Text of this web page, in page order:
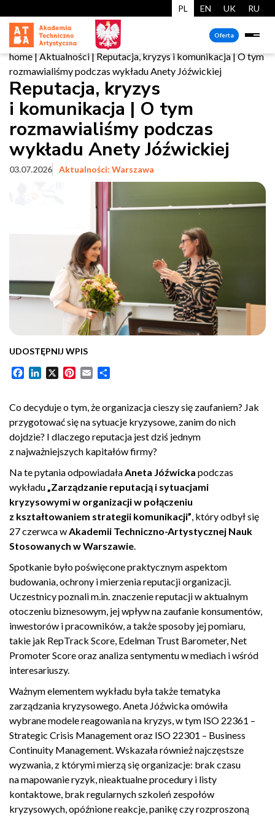
PL EN UK RU
Oferta
home|Aktualności|Reputacja, kryzys i komunikacja | O tym
rozmawialiśmy podczas wykładu Anety Jóźwickiej
Reputacja, kryzys
i komunikacja | O tym
rozmawialiśmy podczas
wykładu Anety Jóźwickiej
03.07.2026 Aktualności: Warszawa
UDOSTĘPNIJ WPIS
Facebook
LinkedIn Pinterest
Email
Co decyduje o tym, że organizacja cieszy się zaufaniem? Jak
przygotować się na sytuacje kryzysowe, zanim do nich
dojdzie? I dlaczego reputacja jest dziś jednym
z najważniejszych kapitałów firmy?
Na te pytania odpowiadałaAneta Jóźwicka podczas
wykładu„Zarządzanie reputacją i sytuacjami
kryzysowymi w organizacji w połączeniu
z kształtowaniem strategii komunikacji”, który odbył się
27 czerwca wAkademii Techniczno-Artystycznej Nauk
Stosowanych w Warszawie.
Spotkanie było poświęcone praktycznym aspektom
budowania, ochrony i mierzenia reputacji organizacji.
Uczestnicy poznali m.in. znaczenie reputacji w aktualnym
otoczeniu biznesowym, jej wpływ na zaufanie konsumentów,
inwestorów i pracowników, a także sposoby jej pomiaru,
takie jak RepTrack Score, Edelman Trust Barometer, Net
Promoter Score oraz analiza sentymentu w mediach i wśród
interesariuszy.
Ważnym elementem wykładu była także tematyka
zarządzania kryzysowego. Aneta Jóźwicka omówiła
wybrane modele reagowania na kryzys, w tym ISO 22361 –
Strategic Crisis Management oraz ISO 22301 – Business
Continuity Management. Wskazała również najczęstsze
wyzwania, z którymi mierzą się organizacje: brak czasu
na mapowanie ryzyk, nieaktualne procedury i listy
kontaktowe, brak regularnych szkoleń zespołów
kryzysowych, opóźnione reakcje, panikę czy rozproszoną